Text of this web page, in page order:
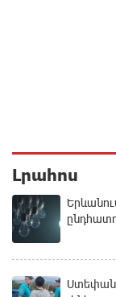
Լրահոս